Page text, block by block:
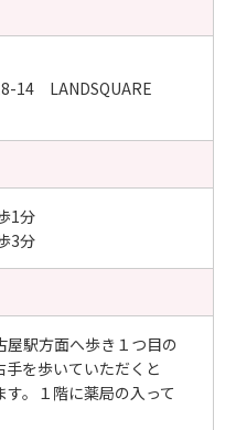
14 LANDSQUARE
1分
3分
駅方面へ歩き１つ目の
を歩いていただくと
す。１階に薬局の入って